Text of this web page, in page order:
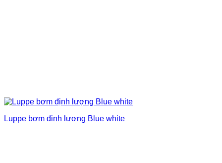
Luppe bơm định lượng Blue white